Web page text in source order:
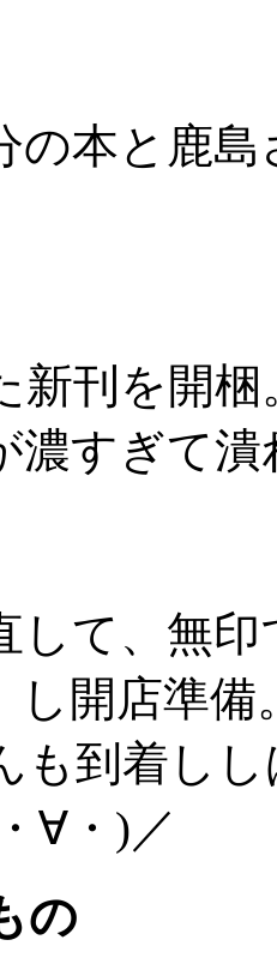
の本と鹿
新刊を開梱
濃すぎて
して、無
し開店準備
も到着し
∀・)／
の